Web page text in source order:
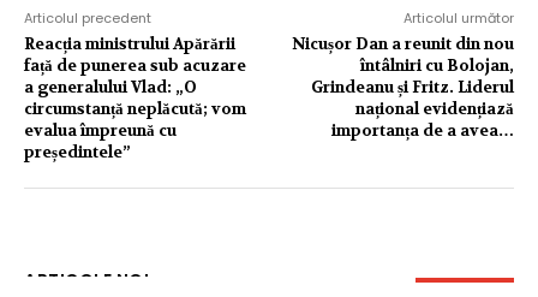
Articolul precedent
Reacția ministrului Apărării
față de punerea sub acuzare
a generalului Vlad: „O
circumstanță neplăcută; vom
evalua împreună cu
președintele”
Articolul următor
Nicușor Dan a reunit din nou
întâlniri cu Bolojan,
Grindeanu și Fritz. Liderul
național evidențiază
importanța de a avea…
ARTICOLE NOI